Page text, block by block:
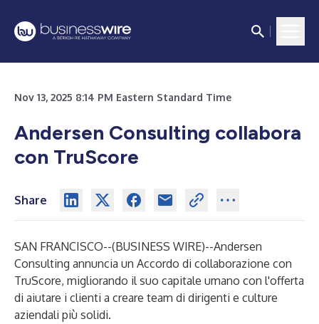
Nov 13, 2025 8:14 PM Eastern Standard Time
Andersen Consulting collabora
con TruScore
Share
SAN FRANCISCO--(BUSINESS WIRE)--Andersen
Consulting annuncia un Accordo di collaborazione con
TruScore, migliorando il suo capitale umano con l'offerta
di aiutare i clienti a creare team di dirigenti e culture
aziendali più solidi.